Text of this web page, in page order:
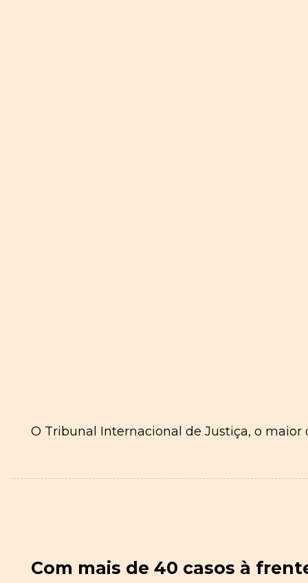
O Tribunal Internacional de Justiça, o
Com mais de 40 casos à